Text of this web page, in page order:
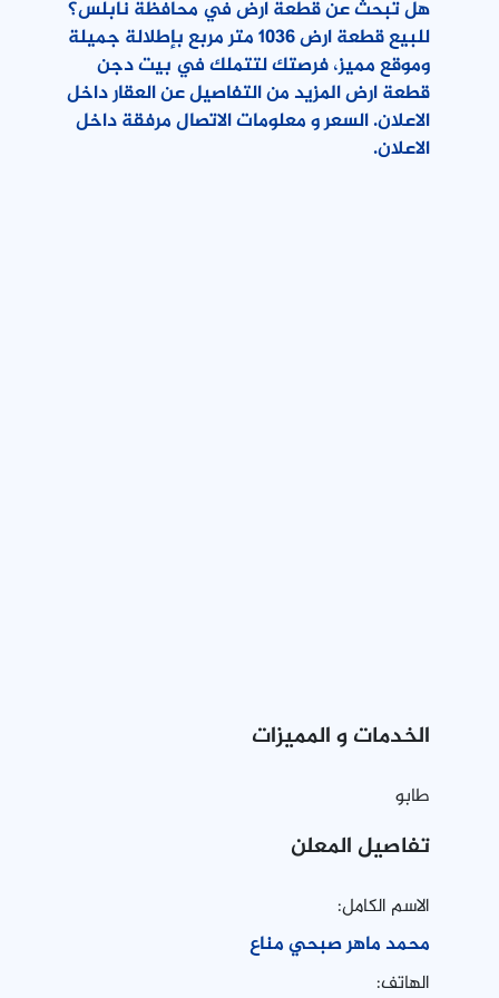
هل تبحث عن قطعة ارض في محافظة نابلس؟
للبيع قطعة ارض 1036 متر مربع بإطلالة جميلة
وموقع مميز، فرصتك لتتملك في بيت دجن
قطعة ارض المزيد من التفاصيل عن العقار داخل
الاعلان. السعر و معلومات الاتصال مرفقة داخل
الاعلان.
الخدمات و المميزات
طابو
تفاصيل المعلن
الاسم الكامل:
محمد ماهر صبحي مناع
الهاتف: